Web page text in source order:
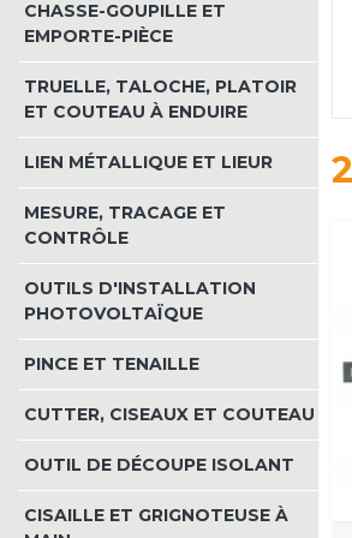
CHASSE-GOUPILLE ET
EMPORTE-PIÈCE
TRUELLE, TALOCHE, PLATOIR
ET COUTEAU À ENDUIRE
LIEN MÉTALLIQUE ET LIEUR
MESURE, TRACAGE ET
CONTRÔLE
OUTILS D'INSTALLATION
PHOTOVOLTAÏQUE
PINCE ET TENAILLE
CUTTER, CISEAUX ET COUTEAU
OUTIL DE DÉCOUPE ISOLANT
CISAILLE ET GRIGNOTEUSE À